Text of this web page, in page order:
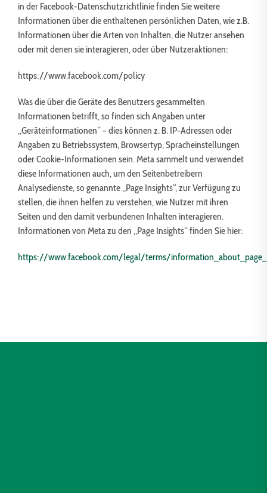
in der Facebook-Datenschutzrichtlinie finden Sie weitere
Informationen über die enthaltenen persönlichen Daten, wie z.B.
Informationen über die Arten von Inhalten, die Nutzer ansehen
oder mit denen sie interagieren, oder über Nutzeraktionen:
https://www.facebook.com/policy
Was die über die Geräte des Benutzers gesammelten
Informationen betrifft, so finden sich Angaben unter
„Geräteinformationen“ – dies können z. B. IP-Adressen oder
Angaben zu Betriebssystem, Browsertyp, Spracheinstellungen
oder Cookie-Informationen sein. Meta sammelt und verwendet
diese Informationen auch, um den Seitenbetreibern
Analysedienste, so genannte „Page Insights“, zur Verfügung zu
stellen, die ihnen helfen zu verstehen, wie Nutzer mit ihren
Seiten und den damit verbundenen Inhalten interagieren.
Informationen von Meta zu den „Page Insights“ finden Sie hier:
https://www.facebook.com/legal/terms/